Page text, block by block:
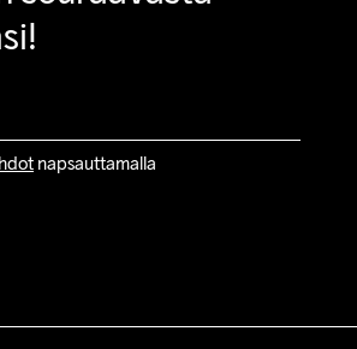
napsauttamalla